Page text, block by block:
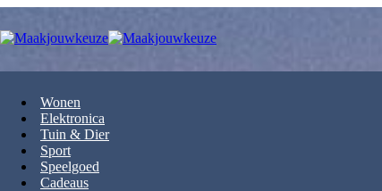
Wonen
Elektronica
Tuin & Dier
Sport
Speelgoed
Cadeaus